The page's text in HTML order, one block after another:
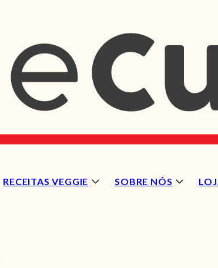
RECEITAS VEGGIE SOBRE NÓS